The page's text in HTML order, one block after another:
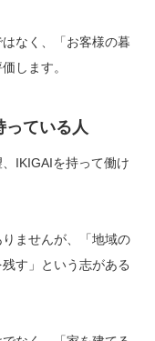
なく、「お客様の暮
します。
っている人
IKIGAIを持って働け
ませんが、「地域の
す」という志がある